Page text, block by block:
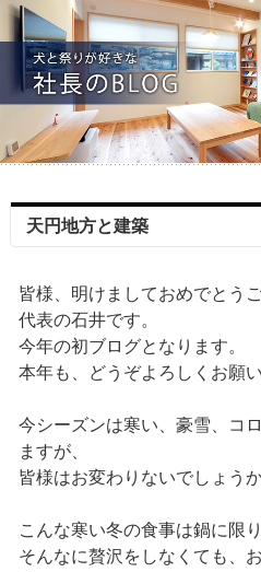
天円地方と建築
皆様、明けましておめでとう
代表の石井です。
今年の初ブログとなります。
本年も、どうぞよろしくお願
今シーズンは寒い、豪雪、コ
ますが、
皆様はお変わりないでしょう
こんな寒い冬の食事は鍋に限り
そんなに贅沢をしなくても、